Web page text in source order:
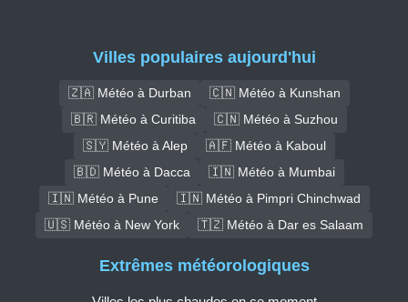
Villes populaires aujourd'hui
🇿🇦 Météo à Durban
🇨🇳 Météo à Kunshan
🇧🇷 Météo à Curitiba
🇨🇳 Météo à Suzhou
🇸🇾 Météo à Alep
🇦🇫 Météo à Kaboul
🇧🇩 Météo à Dacca
🇮🇳 Météo à Mumbai
🇮🇳 Météo à Pune
🇮🇳 Météo à Pimpri Chinchwad
🇺🇸 Météo à New York
🇹🇿 Météo à Dar es Salaam
Extrêmes météorologiques